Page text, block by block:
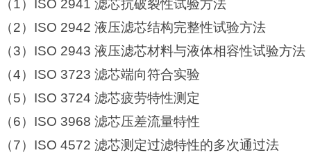
（1）ISO 2941 滤芯抗破裂性试验方法
（2）ISO 2942 液压滤芯结构完整性试验方法
（3）ISO 2943 液压滤芯材料与液体相容性试验方法
（4）ISO 3723 滤芯端向符合实验
（5）ISO 3724 滤芯疲劳特性测定
（6）ISO 3968 滤芯压差流量特性
（7）ISO 4572 滤芯测定过滤特性的多次通过法